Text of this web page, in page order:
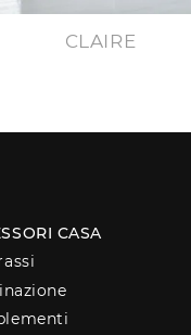
CLAIRE
CASA